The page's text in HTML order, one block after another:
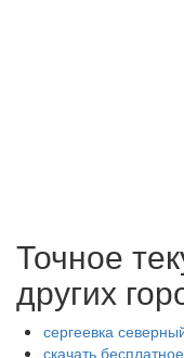
Точное
других
сергеевка
скачать